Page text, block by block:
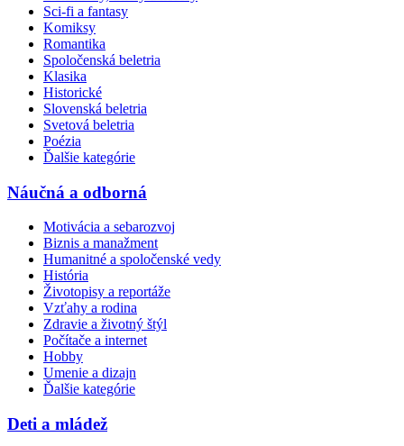
Sci-fi a fantasy
Komiksy
Romantika
Spoločenská beletria
Klasika
Historické
Slovenská beletria
Svetová beletria
Poézia
Ďalšie kategórie
Náučná a odborná
Motivácia a sebarozvoj
Biznis a manažment
Humanitné a spoločenské vedy
História
Životopisy a reportáže
Vzťahy a rodina
Zdravie a životný štýl
Počítače a internet
Hobby
Umenie a dizajn
Ďalšie kategórie
Deti a mládež